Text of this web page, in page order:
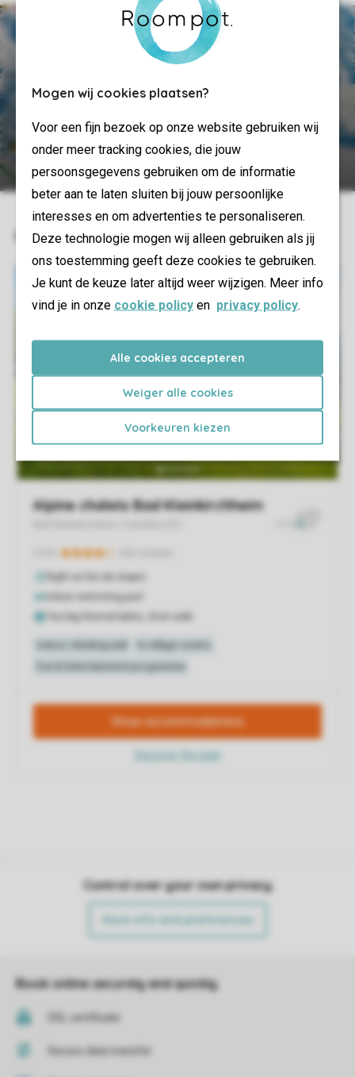
Mogen wij cookies plaatsen?
Voor een fijn bezoek op onze website gebruiken wij
onder meer tracking cookies, die jouw
persoonsgegevens gebruiken om de informatie
beter aan te laten sluiten bij jouw persoonlijke
interesses en om advertenties te personaliseren.
Deze technologie mogen wij alleen gebruiken als jij
ons toestemming geeft deze cookies te gebruiken.
Je kunt de keuze later altijd weer wijzigen. Meer info
vind je in onze cookie policy en privacy policy.
Alle cookies accepteren
Weiger alle cookies
Voorkeuren kiezen
Open interactive ski map
Control over your own privacy
More info and preferences
Book online securely and quickly
SSL certificate
Secure data transfer